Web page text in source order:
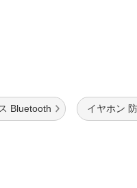
Bluetooth イヤホン